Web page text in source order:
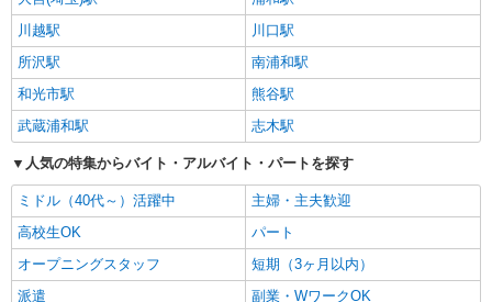
川越駅
川口駅
所沢駅
南浦和駅
和光市駅
熊谷駅
武蔵浦和駅
志木駅
人気の特集からバイト・アルバイト・パートを探す
ミドル（40代～）活躍中
主婦・主夫歓迎
高校生OK
パート
オープニングスタッフ
短期（3ヶ月以内）
派遣
副業・WワークOK